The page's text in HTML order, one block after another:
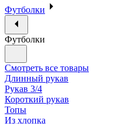
Футболки
Футболки
Смотреть все товары
Длинный рукав
Рукав 3/4
Короткий рукав
Топы
Из хлопка